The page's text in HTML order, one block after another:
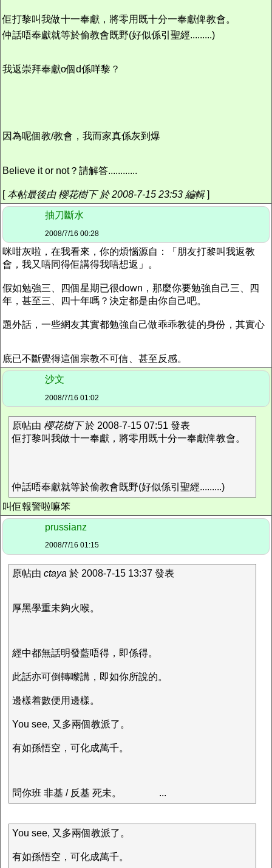
佢打黎叫我做十一奉獻，將零用既十分一奉獻俾教會。
仲話唔奉獻就等於偷教會既野(好似係引聖經.........)
我返崇拜奉獻o個d係咩黎？
因為呢個教/教會，我而家真係灰到爆
Believe it or not？請解答............
[本帖最後由 櫻花樹下 於 2008-7-15 23:53 編輯]
抽刀斷水
2008/7/16 00:28
咪咁灰啦，在我看來，你的煩惱源自：「朋友打黎叫我返教
會，我又唔同得佢講得我唔想返」。
假如勉強三、四個星期已很down，那麼你要勉強自己三、四
年，甚至三、四十年嗎？決定都是由你自己吧。
題外話，一些網友其實都勉強自己做乖乖教徒的身份，其實心
底已不斷覺得這個宗教不可信、甚至反感。
沙文
2008/7/16 01:02
原帖由 櫻花樹下於 2008-7-15 07:51 發表
佢打黎叫我做十一奉獻，將零用既十分一奉獻俾教會。
仲話唔奉獻就等於偷教會既野(好似係引聖經.........)
叫佢報警啦嘛笨
prussianz
2008/7/16 01:15
原帖由 ctaya 於 2008-7-15 13:37 發表
厚黑學重未夠火喉。
經中都無話明發藍唔得，即係得。
此話亦可倒轉嚟講，即如你所說的。
邊樣着數便用邊樣。
You see, 又多兩個教派了。
有如孫悟空，可化成萬千。
問你班 非基 / 反基 死未。 ...
You see, 又多兩個教派了。
有如孫悟空，可化成萬千。